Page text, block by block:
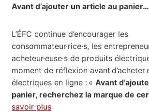
Avant d’ajouter un article au panier…
L’ÉFC continue d’encourager les
consommateur·rice·s, les
acheteur·euse·s de produits
moment de réflexion avant d’acheter
électriques en ligne : « Avant
panier, recherchez la marque de
savoir plus